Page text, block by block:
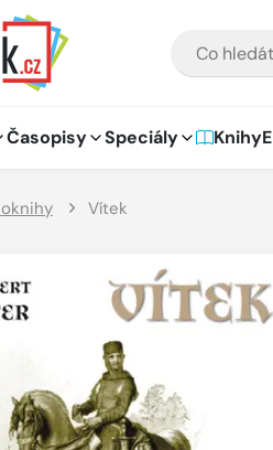
Časopisy Speciály Knihy
Vítek